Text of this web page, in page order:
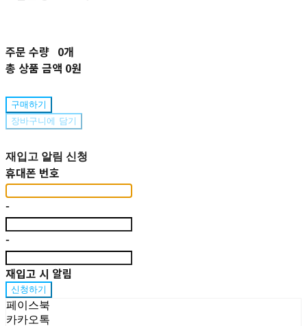
주문 수량 0개
총 상품 금액 0원
구매하기
장바구니에 담기
재입고 알림 신청
휴대폰 번호
-
-
재입고 시 알림
신청하기
페이스북
카카오톡